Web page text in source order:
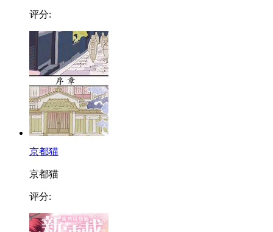
评分:
京都猫
京都猫
评分: